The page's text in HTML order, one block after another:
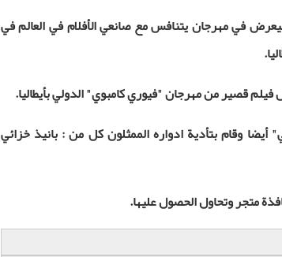
في مهرجان يتنافس مع صانعي الأفلام في العالم في
قصير من مهرجان "فيوري كامبوي" الدولي بأيطاليا.
أيضا وقام بتأدية ادواره الممثلون كل من : بانيذ خزائي
متجر وتحاول الحصول عليها.